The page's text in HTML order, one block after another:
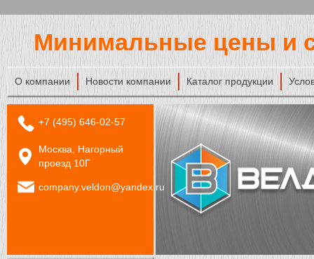
Минимальные цены и
О компании Новости компании Каталог продукции
+7 (495) 646-02-57
Москва, Нагорный
проезд 10Г
company.veldon@yandex.ru